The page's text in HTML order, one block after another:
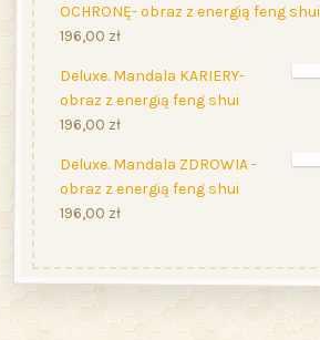
OCHRONĘ- obraz z energią feng shui
196,00 zł
Deluxe. Mandala KARIERY-
obraz z energią feng shui
196,00 zł
Deluxe. Mandala ZDROWIA -
obraz z energią feng shui
196,00 zł